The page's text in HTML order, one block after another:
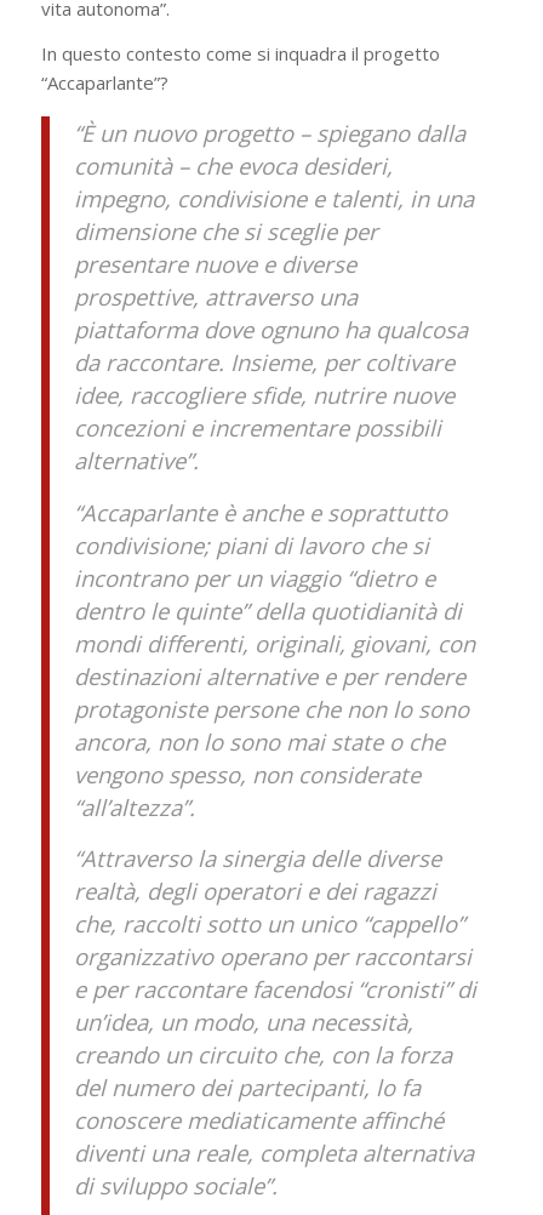
vita autonoma”.
In questo contesto come si inquadra il progetto
“Accaparlante”?
“È un nuovo progetto – spiegano dalla
comunità – che evoca desideri,
impegno, condivisione e talenti, in una
dimensione che si sceglie per
presentare nuove e diverse
prospettive, attraverso una
piattaforma dove ognuno ha qualcosa
da raccontare. Insieme, per coltivare
idee, raccogliere sfide, nutrire nuove
concezioni e incrementare possibili
alternative”.
“Accaparlante è anche e soprattutto
condivisione; piani di lavoro che si
incontrano per un viaggio “dietro e
dentro le quinte” della quotidianità di
mondi differenti, originali, giovani, con
destinazioni alternative e per rendere
protagoniste persone che non lo sono
ancora, non lo sono mai state o che
vengono spesso, non considerate
“all’altezza”.
“Attraverso la sinergia delle diverse
realtà, degli operatori e dei ragazzi
che, raccolti sotto un unico “cappello”
organizzativo operano per raccontarsi
e per raccontare facendosi “cronisti” di
un’idea, un modo, una necessità,
creando un circuito che, con la forza
del numero dei partecipanti, lo fa
conoscere mediaticamente affinché
diventi una reale, completa alternativa
di sviluppo sociale”.